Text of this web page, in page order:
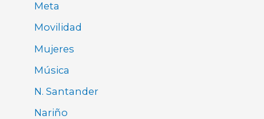
Meta
Movilidad
Mujeres
Música
N. Santander
Nariño